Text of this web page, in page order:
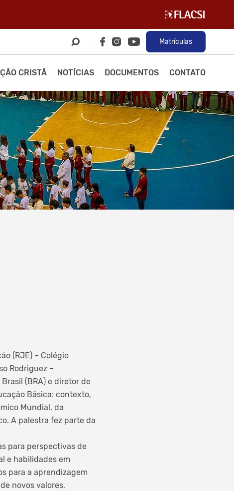
Matrículas
CRISTÃ NOTÍCIAS DOCUMENTOS CONTATO
(RJE) – Colégio
Rodriguez –
(BRA) e diretor de
Básica: contexto,
Mundial, da
A palestra fez parte da
para perspectivas de
e habilidades em
para a aprendizagem
novos valores,